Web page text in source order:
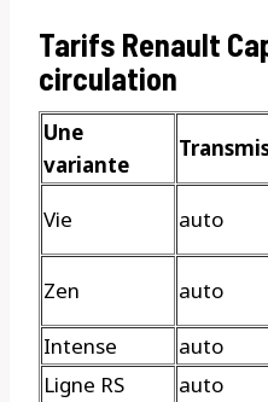
Tarifs Renault
circulation
Une
variante
Vie auto
Zen
auto
Intense
auto
Ligne RS
auto